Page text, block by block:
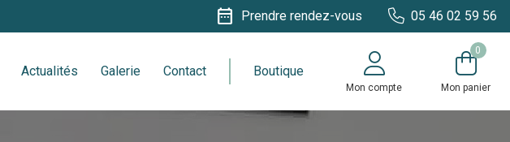
date_range Prendre rendez-vous 05 46 02 59 56
Actualités Galerie Contact Boutique
Mon compte
0
Mon panier